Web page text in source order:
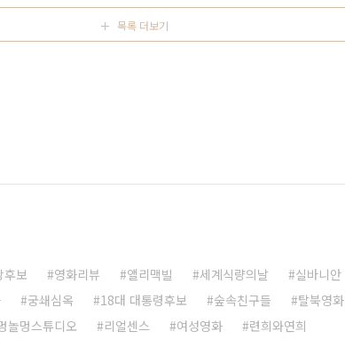
목록 더보기
후보 영화리뷰 앨리맥빌 세계식량의날
실바니안
궁쇄심옥 18대 대통령후보 숲속친구들
탈북영화
놀멍스튜디오 리얼센스 여성영화 련희와연희